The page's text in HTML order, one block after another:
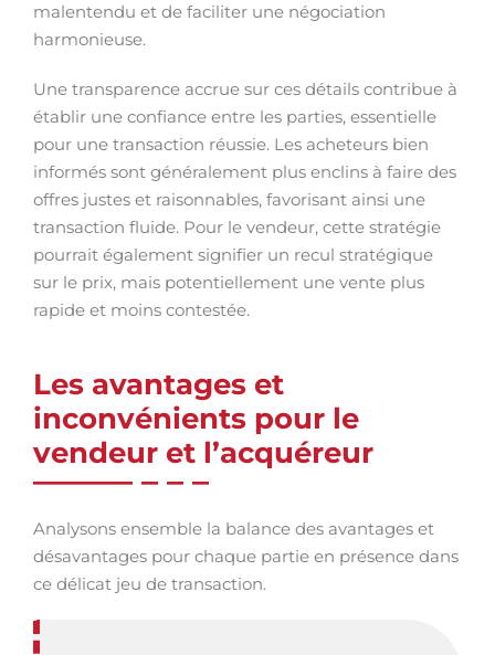
malentendu et de faciliter une négociation
harmonieuse.
Une transparence accrue sur ces détails contribue à
établir une confiance entre les parties, essentielle
pour une transaction réussie. Les acheteurs bien
informés sont généralement plus enclins à faire des
offres justes et raisonnables, favorisant ainsi une
transaction fluide. Pour le vendeur, cette stratégie
pourrait également signifier un recul stratégique
sur le prix, mais potentiellement une vente plus
rapide et moins contestée.
Les avantages et
inconvénients pour le
vendeur et l’acquéreur
Analysons ensemble la balance des avantages et
désavantages pour chaque partie en présence dans
ce délicat jeu de transaction.